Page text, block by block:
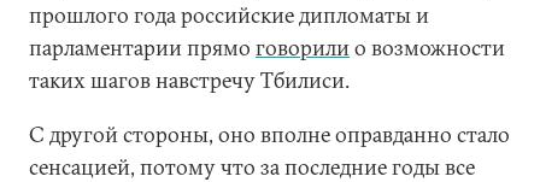
прошлого года российские дипломаты и
парламентарии прямо говорилио возможности
таких шагов навстречу Тбилиси.
С другой стороны, оно вполне оправданно стало
сенсацией, потому что за последние годы все